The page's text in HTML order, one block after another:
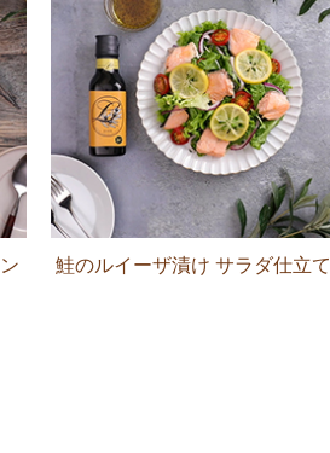
鮭のルイーザ漬け サラダ仕立て